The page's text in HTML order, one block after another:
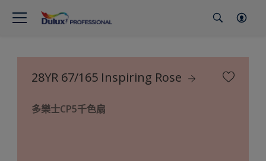
28YR 67/165 Inspiring Rose
多樂士CP5千色扇